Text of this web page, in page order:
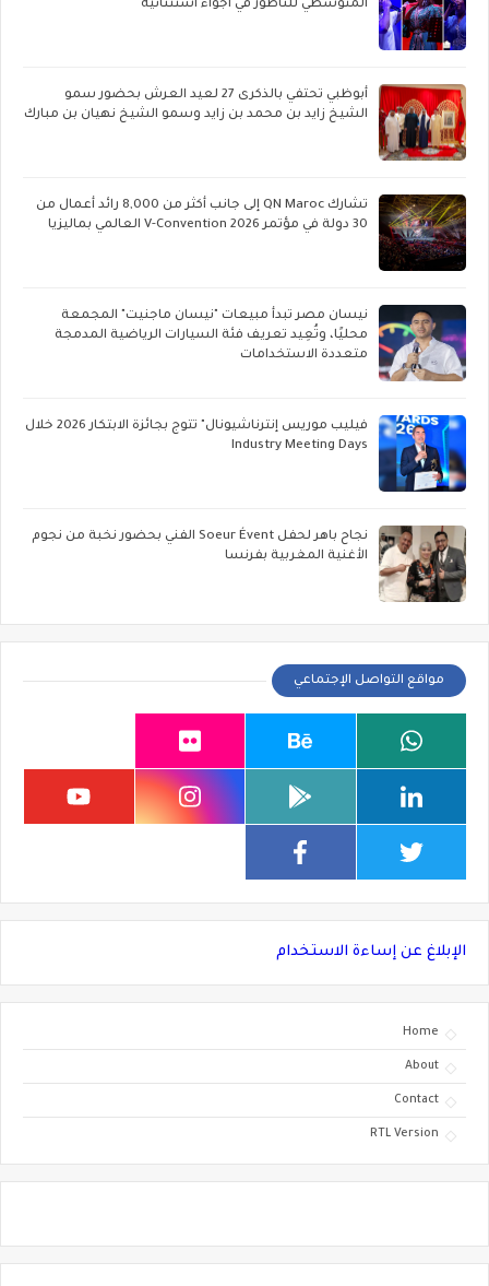
المتوسطي للناظور في أجواء استثنائية
أبوظبي تحتفي بالذكرى 27 لعيد العرش بحضور سمو
الشيخ زايد بن محمد بن زايد وسمو الشيخ نهيان بن مبارك
تشارك QN Maroc إلى جانب أكثر من 8,000 رائد أعمال من
30 دولة في مؤتمر V-Convention 2026 العالمي بماليزيا
نيسان مصر تبدأ مبيعات "نيسان ماجنيت" المجمعة
محليًا، وتُعِيد تعريف فئة السيارات الرياضية المدمجة
متعددة الاستخدامات
فيليب موريس إنترناشيونال" تتوج بجائزة الابتكار 2026 خلال
Industry Meeting Days
نجاح باهر لحفل Soeur Évent الفني بحضور نخبة من نجوم
الأغنية المغربية بفرنسا
مواقع التواصل الإجتماعي
الإبلاغ عن إساءة الاستخدام
Home
About
Contact
RTL Version